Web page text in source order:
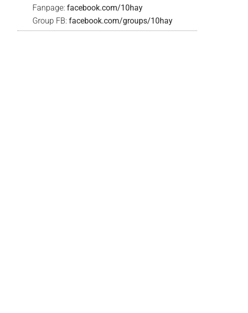
Fanpage: facebook.com/10hay
Group FB: facebook.com/groups/10hay